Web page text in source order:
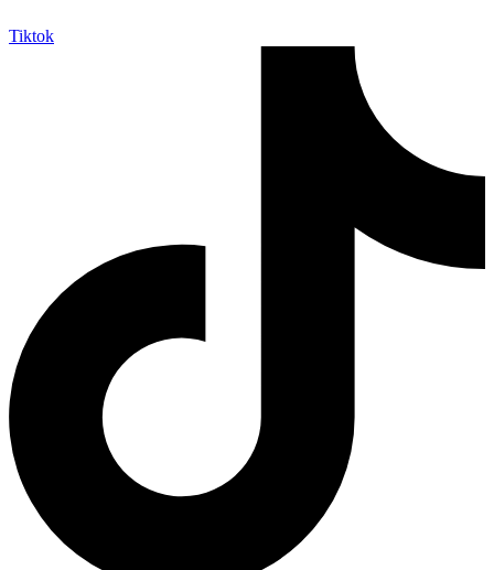
Tiktok